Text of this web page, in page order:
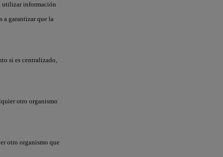
utilizar información
a garantizar que la
si es centralizado,
otro organismo
otro organismo que